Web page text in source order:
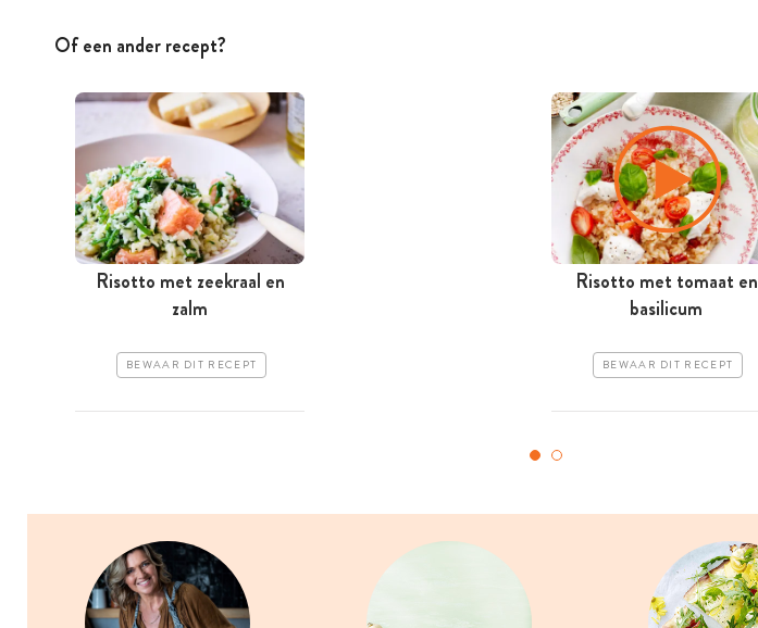
Of een ander recept?
Risotto met zeekraal en
zalm
BEWAAR DIT RECEPT
Risotto met tomaat en
basilicum
BEWAAR DIT RECEPT